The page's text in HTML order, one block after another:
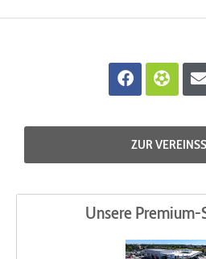
F
a
c
o
o
F
u
t
l
v
o
ZUR
Unsere Premium-